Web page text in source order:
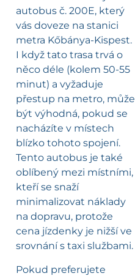
autobus č. 200E, který
vás doveze na stanici
metra Kőbánya-Kispest.
I když tato trasa trvá o
něco déle (kolem 50-55
minut) a vyžaduje
přestup na metro, může
být výhodná, pokud se
nacházíte v místech
blízko tohoto spojení.
Tento autobus je také
oblíbený mezi místními,
kteří se snaží
minimalizovat náklady
na dopravu, protože
cena jízdenky je nižší ve
srovnání s taxi službami.
Pokud preferujete